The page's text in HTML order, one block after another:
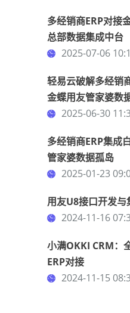
多经销商ERP对接
总部数据集成中台
2025-07-06
轻易云破解多经销
金蝶用友管家婆数
2025-06-30
多经销商ERP集成
管家婆数据孤岛
2025-01-23
用友U8接口开发
2024-11-16
小满OKKI CRM：
ERP对接
2024-11-15